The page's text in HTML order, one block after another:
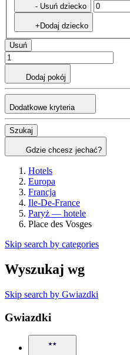
- Usuń dziecko
+Dodaj dziecko
Usuń
Dodaj pokój
Dodatkowe kryteria
Szukaj
Gdzie chcesz jechać?
Hotels
Europa
Francja
Ile-De-France
Paryż — hotele
Place des Vosges
Skip search by categories
Wyszukaj wg
Skip search by Gwiazdki
Gwiazdki